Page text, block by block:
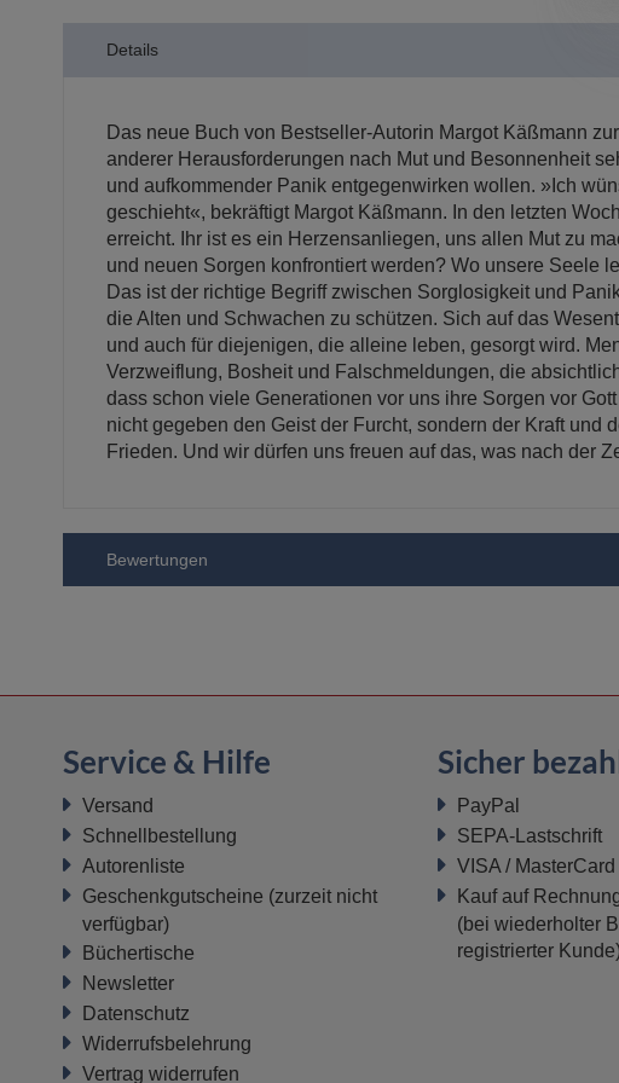
Details
Das neue Buch von Bestseller-Autorin Margot Käßmann
anderer Herausforderungen nach Mut und Besonnenheit
und aufkommender Panik entgegenwirken wollen. »Ich
geschieht«, bekräftigt Margot Käßmann. In den letzten
erreicht. Ihr ist es ein Herzensanliegen, uns allen Mut zu
und neuen Sorgen konfrontiert werden? Wo unsere Seele
Das ist der richtige Begriff zwischen Sorglosigkeit und
die Alten und Schwachen zu schützen. Sich auf das
und auch für diejenigen, die alleine leben, gesorgt wird.
Verzweiflung, Bosheit und Falschmeldungen, die
dass schon viele Generationen vor uns ihre Sorgen vor
nicht gegeben den Geist der Furcht, sondern der Kraft
Frieden. Und wir dürfen uns freuen auf das, was nach der
Bewertungen
Service & Hilfe
Versand
Schnellbestellung
Autorenliste
Geschenkgutscheine (zurzeit nicht
verfügbar)
Büchertische
Newsletter
Datenschutz
Widerrufsbelehrung
Vertrag widerrufen
Sicher
PayPal
SEPA-Lastschrift
VISA / MasterCard
Kauf auf
(bei wiederholter
registrierter